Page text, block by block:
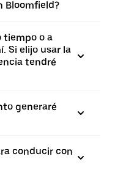
Bloomfield?
tiempo o a
Si elijo usar la
tendré
generaré
conducir con